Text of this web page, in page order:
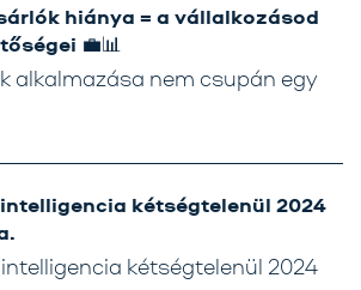
hiánya = a vállalkozásod
💼📊
alkalmazása nem csupán egy
kétségtelenül 2024
kétségtelenül 2024